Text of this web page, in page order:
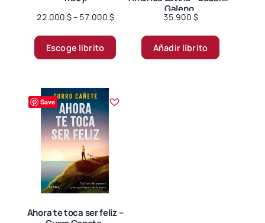
22.000 $– 57.000 $Price
22.000 $
through
Escoge librito
producto
Las
página
Galeno.
35.900 $
Añadir librito
Save
Ahora te toca ser feliz –